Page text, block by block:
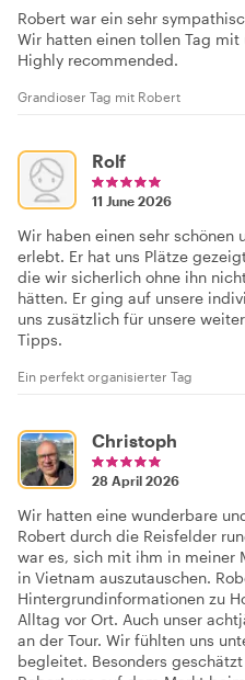
Robert war ein sehr
Wir hatten einen tollen Tag mit
Highly recommended.
Grandioser Tag mit Robert
Rolf
11 June 2026
Wir haben einen sehr
erlebt. Er hat uns Plätze
die wir sicherlich ohne ihn
hätten. Er ging auf unsere
uns zusätzlich für unsere
Tipps.
Ein perfekt organisierter Tag
Christoph
28 April 2026
Wir hatten eine wunderbare
Robert durch die Reisfelder
war es, sich mit ihm in meiner
in Vietnam auszutauschen.
Hintergrundinformationen zu
Alltag vor Ort. Auch unser
an der Tour. Wir fühlten uns
begleitet. Besonders